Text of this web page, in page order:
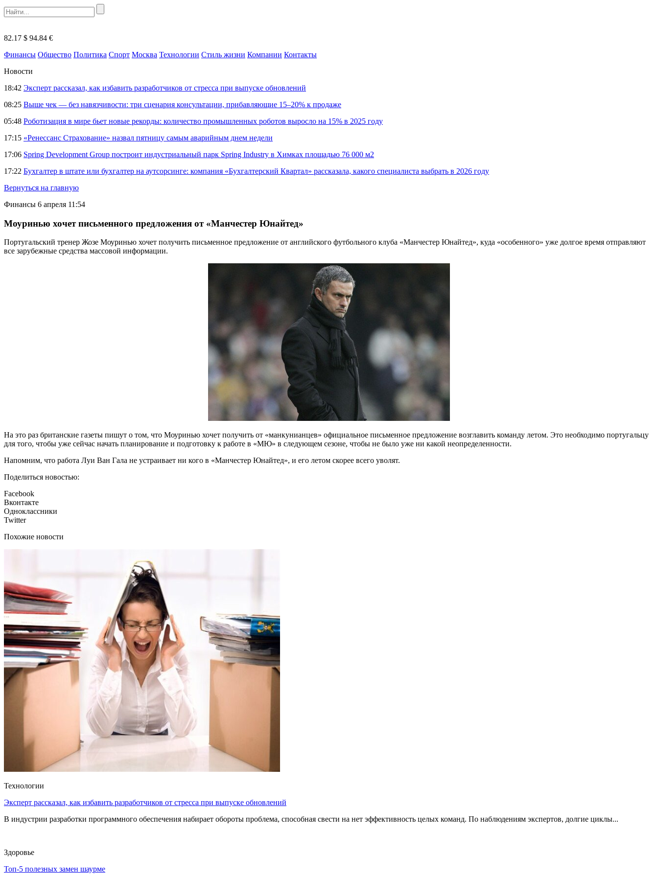
82.17 $ 94.84 €
Финансы Общество Политика Спорт Москва Технологии Стиль жизни Компании Контакты
Новости
18:42 Эксперт рассказал, как избавить разработчиков от стресса при выпуске обновлений
08:25 Выше чек — без навязчивости: три сценария консультации, прибавляющие 15–20% к продаже
05:48 Роботизация в мире бьет новые рекорды: количество промышленных роботов выросло на 15% в 2025 году
17:15 «Ренессанс Страхование» назвал пятницу самым аварийным днем недели
17:06 Spring Development Group построит индустриальный парк Spring Industry в Химках площадью 76 000 м2
17:22 Бухгалтер в штате или бухгалтер на аутсорсинге: компания «Бухгалтерский Квартал» рассказала, какого специалиста выбрать в 2026 году
Вернуться на главную
Финансы 6 апреля 11:54
Моуринью хочет письменного предложения от «Манчестер Юнайтед»
Португальский тренер Жозе Моуринью хочет получить письменное предложение от английского футбольного клуба «Манчестер Юнайтед», куда «особенного» уже долгое время отправляют
все зарубежные средства массовой информации.
На это раз британские газеты пишут о том, что Моуринью хочет получить от «манкунианцев» официальное письменное предложение возглавить команду летом. Это необходимо португальцу
для того, чтобы уже сейчас начать планирование и подготовку к работе в «МЮ» в следующем сезоне, чтобы не было уже ни какой неопределенности.
Напомним, что работа Луи Ван Гала не устраивает ни кого в «Манчестер Юнайтед», и его летом скорее всего уволят.
Поделиться новостью:
Facebook
Вконтакте
Одноклассники
Twitter
Похожие новости
Технологии
Эксперт рассказал, как избавить разработчиков от стресса при выпуске обновлений
В индустрии разработки программного обеспечения набирает обороты проблема, способная свести на нет эффективность целых команд. По наблюдениям экспертов, долгие циклы...
Здоровье
Топ-5 полезных замен шаурме